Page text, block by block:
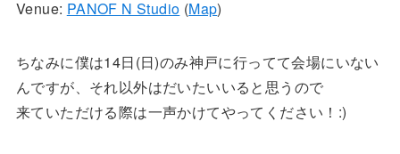
Venue: PANOF N Studio (Map)
ちなみに僕は14日(日)のみ神戸に行ってて会場にいない
んですが、それ以外はだいたいいると思うので
来ていただける際は一声かけてやってください！:)